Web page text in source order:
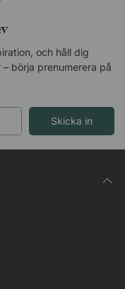
och håll dig
börja prenumerera på
Skicka in